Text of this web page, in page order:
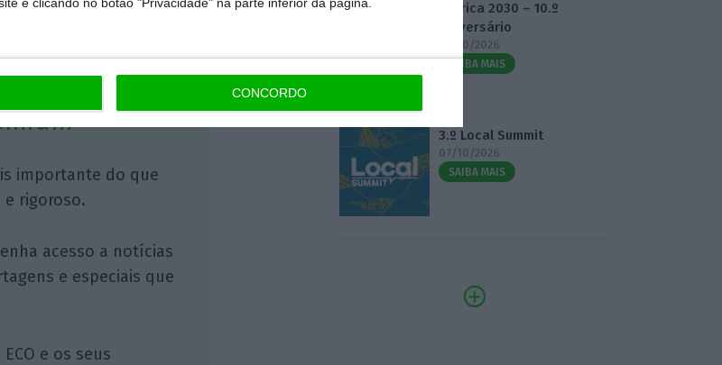
CONCORDO
importante do que
rigoroso.
acesso a notícias
e especiais que
e os seus
Fábrica 2030 – 10.º
Aniversário
14/10/2026
SAIBA MAIS
3.º Local Summit
07/10/2026
SAIBA MAIS